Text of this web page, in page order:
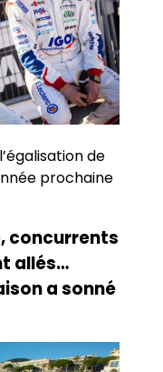
de
prochaine
concurrents
allés…
a sonné